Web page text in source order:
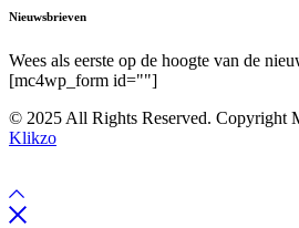
Nieuwsbrieven
Wees als eerste op de hoogte van de
[mc4wp_form id=""]
© 2025 All Rights Reserved. Copyright
Klikzo